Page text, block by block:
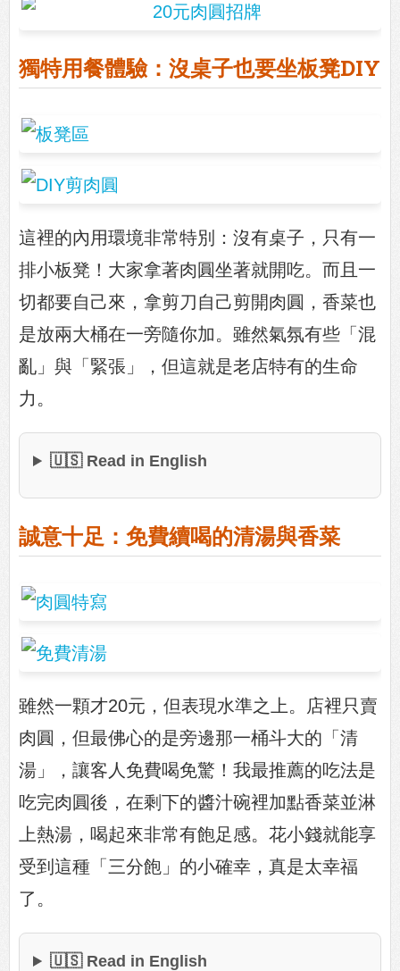
獨特用餐體驗：沒桌子也要坐板凳DIY
這裡的內用環境非常特別：沒有桌子，只有一
排小板凳！大家拿著肉圓坐著就開吃。而且一
切都要自己來，拿剪刀自己剪開肉圓，香菜也
是放兩大桶在一旁隨你加。雖然氣氛有些「混
亂」與「緊張」，但這就是老店特有的生命
力。
🇺🇸 Read in English
誠意十足：免費續喝的清湯與香菜
雖然一顆才20元，但表現水準之上。店裡只賣
肉圓，但最佛心的是旁邊那一桶斗大的「清
湯」，讓客人免費喝免驚！我最推薦的吃法是
吃完肉圓後，在剩下的醬汁碗裡加點香菜並淋
上熱湯，喝起來非常有飽足感。花小錢就能享
受到這種「三分飽」的小確幸，真是太幸福
了。
🇺🇸 Read in English